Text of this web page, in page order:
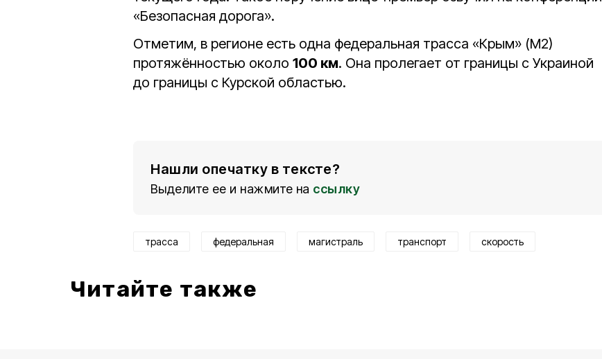
«Безопасная дорога».
Отметим, в регионе есть одна федеральная трасса «Крым» (М2)
протяжённостью около 100 км. Она пролегает от границы с Украиной
до границы с Курской областью.
Нашли опечатку в тексте?
Выделите ее и нажмите на ссылку
трасса федеральная магистраль транспорт скорость
Читайте также